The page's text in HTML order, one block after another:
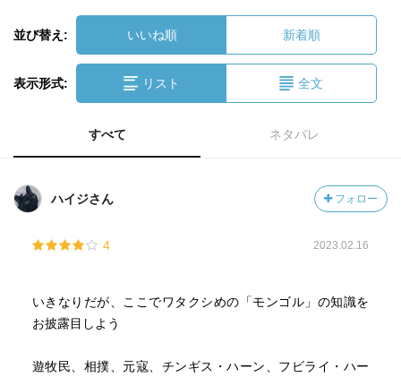
並び替え: いいね順 新着順
表示形式: リスト 全文
すべて ネタバレ
ハイジさん フォロー
4 2023.02.16
いきなりだが、ここでワタクシめの「モンゴル」の知識を
お披露目しよう
遊牧民、相撲、元寇、チンギス・ハーン、フビライ・ハー